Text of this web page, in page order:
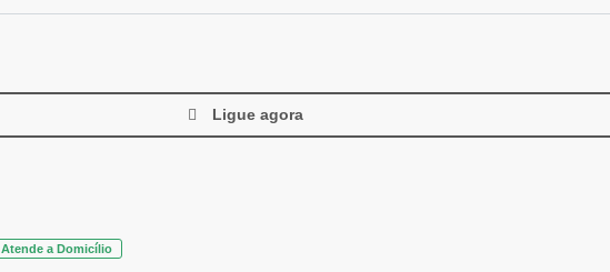
Ligue agora
Atende a Domicílio